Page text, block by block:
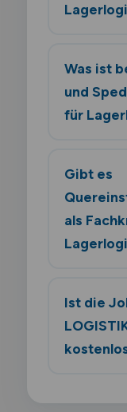
Was ist
und
für
Gibt es
als
Ist die